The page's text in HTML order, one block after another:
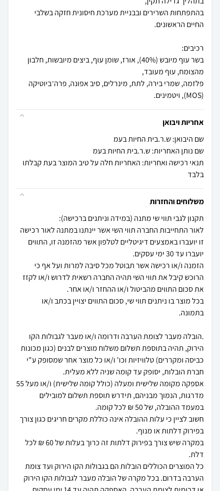
בהתפתחות השרירים ובבניית מערכת חיסונית חזקה בשלבי
בשר עוף מיובש (40%), אורז, שומן עוף, ביצים מיובשות, חלבון
פלזמה, שמרי בירה, לתת, מינרלים, סיב אפונה, פרה־ביוטיקה
(MOS), ויטמינים.
אחריות ויבואן
שם היבואן: ש.ר.בית החיות בעמ
שם נותן האחריות: ש.ר.בית החיות בעמ
תנאי רכישה ואחריות: האחריות חלה על טיב המוצר בעת קבלתו
בלבד
משלוחים והחזרות
לאור התחייבות החברה תווי השי אשר יינתנו במתנה לאור רכישה
זו יועברו באמצעים דיגיטליים לטלפון אשר מהזמנה זו, התווים
הזמנה ו/או רכישה אשר תבוטל מכל סיבה למרות ועל אף כי
הרוכש קיבל את תווי השי תהיה החברה רשאית לדרוש ו/או לקזז
בכל מוצר בו ניתנים תווי שי, סכום התווים יצויין בכתב ו/או
.הובלה מעבר לצומת הערבה ודרומה ו/או מעבר לגבולות הקו
הירוק, תהיה בתוספת תשלום משלוח מוצרים לבנים (כגון מכונות
כביסה ומקררים) טלוויזיות וכו' ו/או כל מוצר אחר שמסופק ע"י
אספקה מקומה שלישית ומעלה (כולל קומה שלישית) ו/או מעל 55
מדרגות, הנמוך מבניהם, תידרש תוספת תשלום למובילים
חשוב לציין כי עלות ההובלה אינה כוללת מקרים חריגים כגון צורך
במקרה שיש צורך בפירוק דלתות זה כרוך בעלות של 60 ₪ לכל
כל המוצרים הכוללים הובלות הם בגבולות הקו הירוק ועד צומת
הערבה בדרום. בכל מקרה של הובלה מעבר לגבולות הקו הירוק